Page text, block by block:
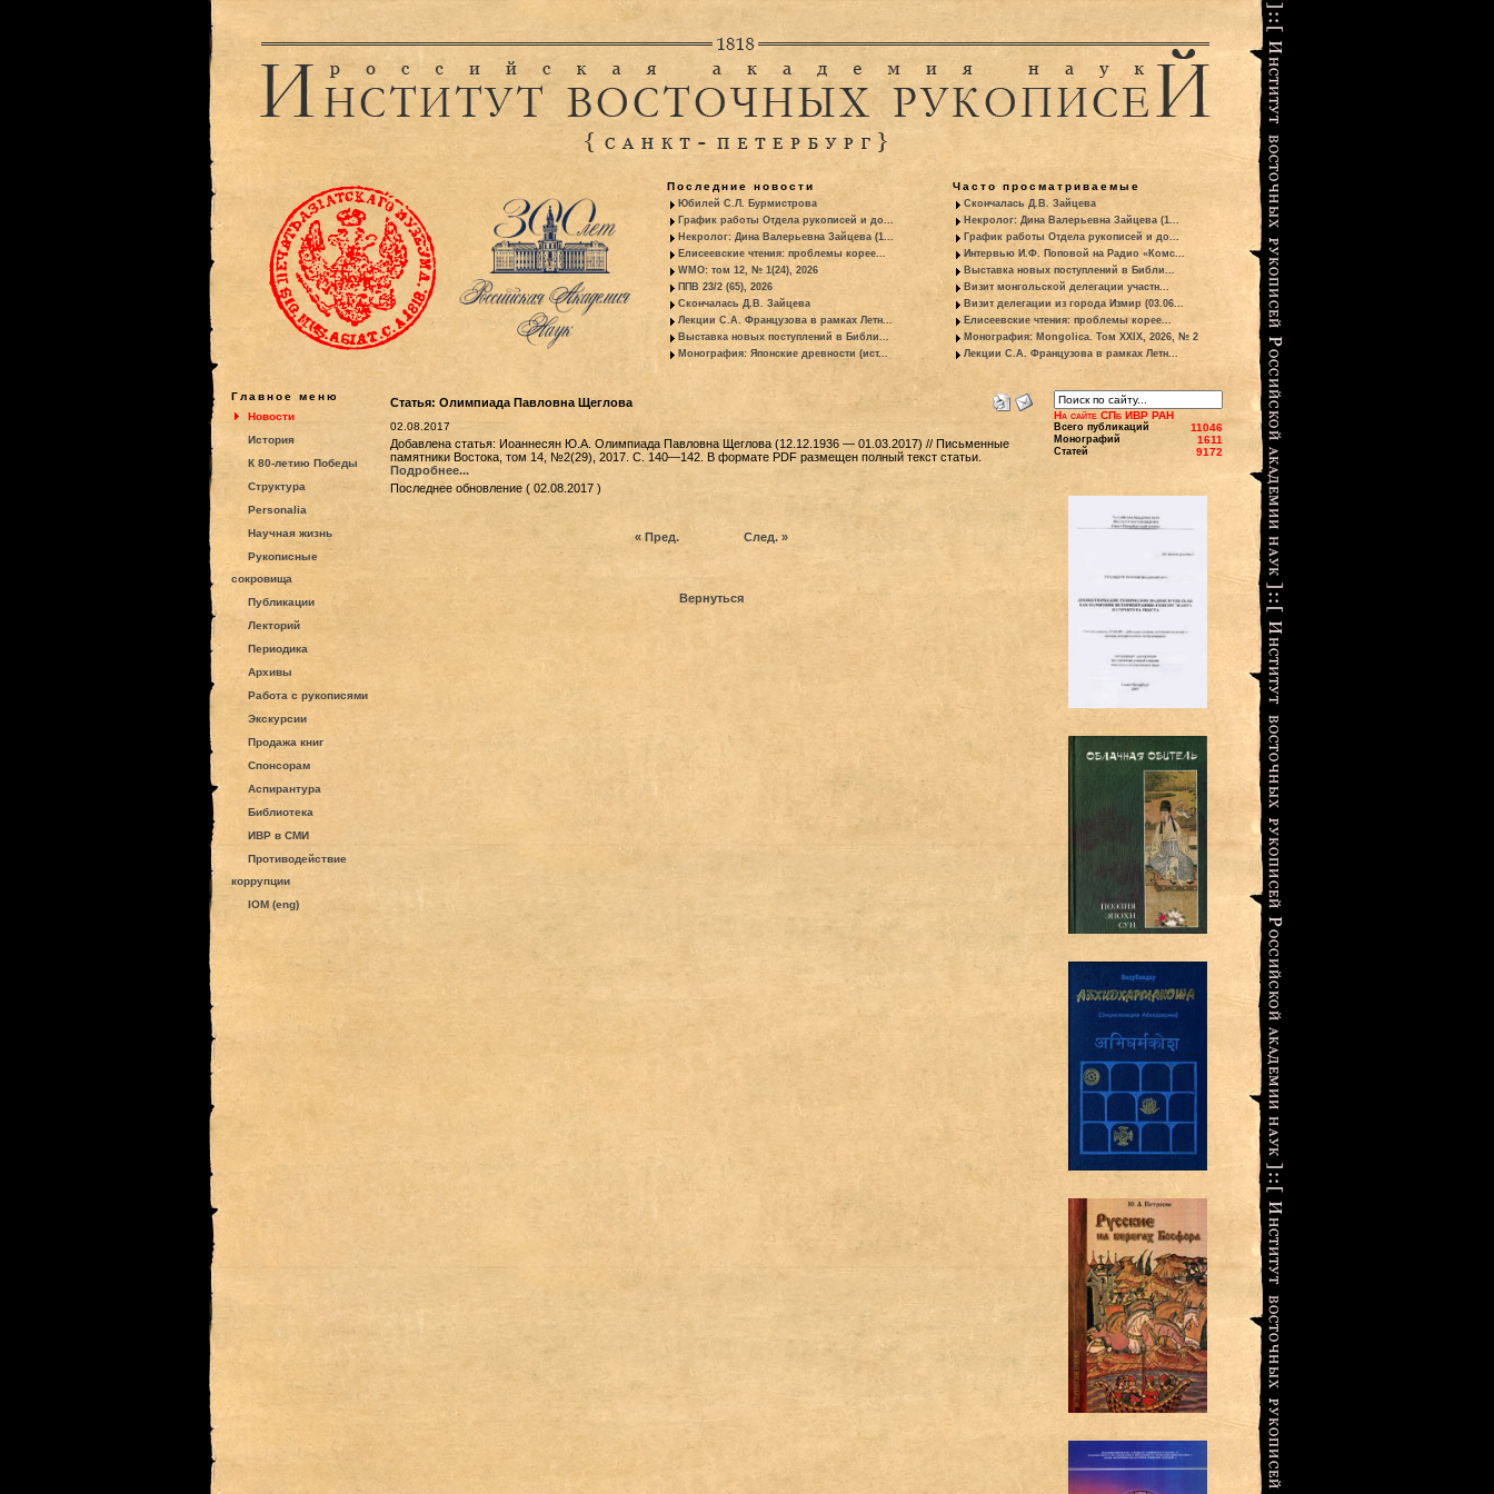
Последние новости
Юбилей С.Л. Бурмистрова
График работы Отдела рукописей и до...
Некролог: Дина Валерьевна Зайцева (1...
Елисеевские чтения: проблемы корее...
WMO: том 12, № 1(24), 2026
ППВ 23/2 (65), 2026
Скончалась Д.В. Зайцева
Лекции С.А. Французова в рамках Летн...
Выставка новых поступлений в Библи...
Монография: Японские древности (ист...
Часто просматриваемые
Скончалась Д.В. Зайцева
Некролог: Дина Валерьевна Зайцева (1...
График работы Отдела рукописей и до...
Интервью И.Ф. Поповой на Радио «Комс...
Выставка новых поступлений в Библи...
Визит монгольской делегации участн...
Визит делегации из города Измир (03.06...
Елисеевские чтения: проблемы корее...
Монография: Mongolica. Том XXIX, 2026, № 2
Лекции С.А. Французова в рамках Летн...
Главное меню
Новости
История
К 80-летию Победы
Структура
Personalia
Научная жизнь
Рукописные
сокровища
Публикации
Лекторий
Периодика
Архивы
Работа с рукописями
Экскурсии
Продажа книг
Спонсорам
Аспирантура
Библиотека
ИВР в СМИ
Противодействие
коррупции
IOM (eng)
Статья: Олимпиада Павловна Щеглова
02.08.2017
Добавлена статья: Иоаннесян Ю.А. Олимпиада Павловна Щеглова (12.12.1936 — 01.03.2017) // Письменные
памятники Востока, том 14, №2(29), 2017. С. 140—142. В формате PDF размещен полный текст статьи.
Подробнее...
Последнее обновление ( 02.08.2017 )
« Пред. След. »
Вернуться
На сайте СПб ИВР РАН
Всего публикаций 11046
Монографий 1611
Статей 9172